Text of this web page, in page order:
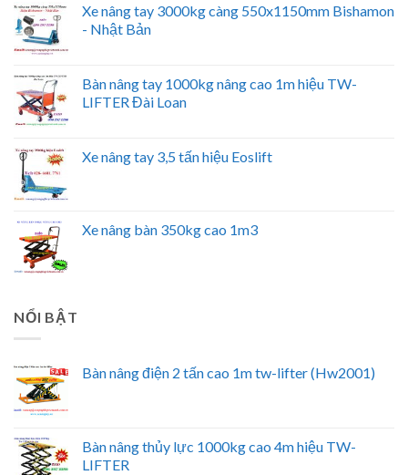
Xe nâng tay 3000kg càng 550x1150mm Bishamon
- Nhật Bản
Bàn nâng tay 1000kg nâng cao 1m hiệu TW-
LIFTER Đài Loan
Xe nâng tay 3,5 tấn hiệu Eoslift
Xe nâng bàn 350kg cao 1m3
NỔI BẬT
Bàn nâng điện 2 tấn cao 1m tw-lifter (Hw2001)
Bàn nâng thủy lực 1000kg cao 4m hiệu TW-
LIFTER